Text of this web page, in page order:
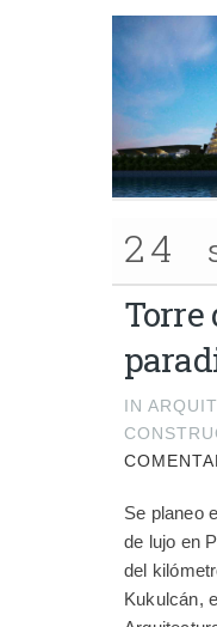
24
Torre
IN
Se planeo
de lujo en
del
Kukulcán,